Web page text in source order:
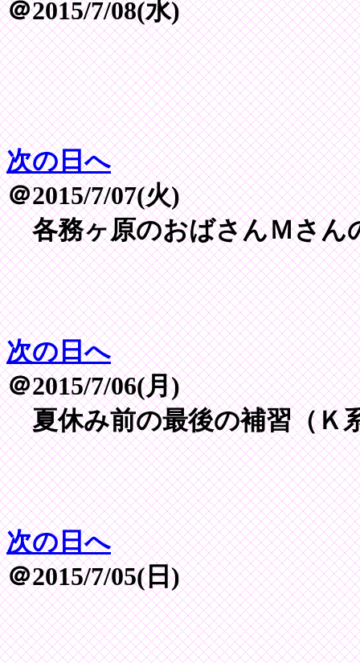
＠2015/7/08(水)
次の日へ
＠2015/7/07(火)
各務ヶ原のおばさんＭさん
次の日へ
＠2015/7/06(月)
夏休み前の最後の補習（Ｋ
次の日へ
＠2015/7/05(日)